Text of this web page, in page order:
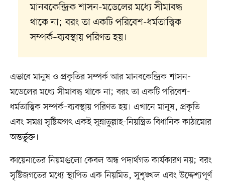
মানবকেন্দ্রিক শাসন-মডেলের মধ্যে সীমাবদ্ধ
থাকে না; বরং তা একটি পরিবেশ-ধর্মতাত্ত্বিক
সম্পর্ক–ব্যবস্থায় পরিণত হয়।
এভাবে মানুষ ও প্রকৃতির সম্পর্ক আর মানবকেন্দ্রিক শাসন-
মডেলের মধ্যে সীমাবদ্ধ থাকে না; বরং তা একটি পরিবেশ-
ধর্মতাত্ত্বিক সম্পর্ক–ব্যবস্থায় পরিণত হয়। এখানে মানুষ, প্রকৃতি
এবং সমগ্র সৃষ্টিজগৎ একই সুন্নাতুল্লাহ-নিয়ন্ত্রিত বিধানিক কাঠামোর
অন্তর্ভুক্ত।
কায়েনাতের নিয়মগুলো কেবল অন্ধ পদার্থগত কার্যকারণ নয়; বরং
সৃষ্টিজগতের মধ্যে স্থাপিত এক নিয়মিত, সুশৃঙ্খল এবং উদ্দেশ্যপূর্ণ